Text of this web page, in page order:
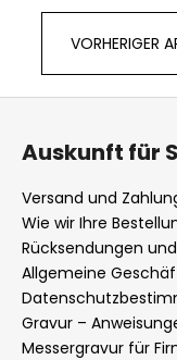
VORHERIGER
F
Auskunft für
Versand und
Wie wir Ihre
Rücksendungen
Allgemeine
Gravur –
Messergravur für